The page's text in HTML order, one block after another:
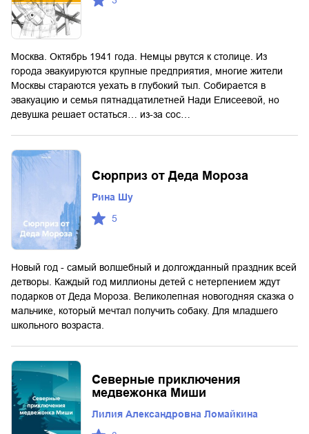
Москва. Октябрь 1941 года. Немцы рвутся к столице. Из
города эвакуируются крупные предприятия, многие жители
Москвы стараются уехать в глубокий тыл. Собирается в
эвакуацию и семья пятнадцатилетней Нади Елисеевой, но
девушка решает остаться… из-за сос…
Сюрприз от Деда Мороза
Рина Шу
5
Новый год - самый волшебный и долгожданный праздник всей
детворы. Каждый год миллионы детей с нетерпением ждут
подарков от Деда Мороза. Великолепная новогодняя сказка о
мальчике, который мечтал получить собаку. Для младшего
школьного возраста.
Северные приключения
медвежонка Миши
Лилия Александровна Ломайкина